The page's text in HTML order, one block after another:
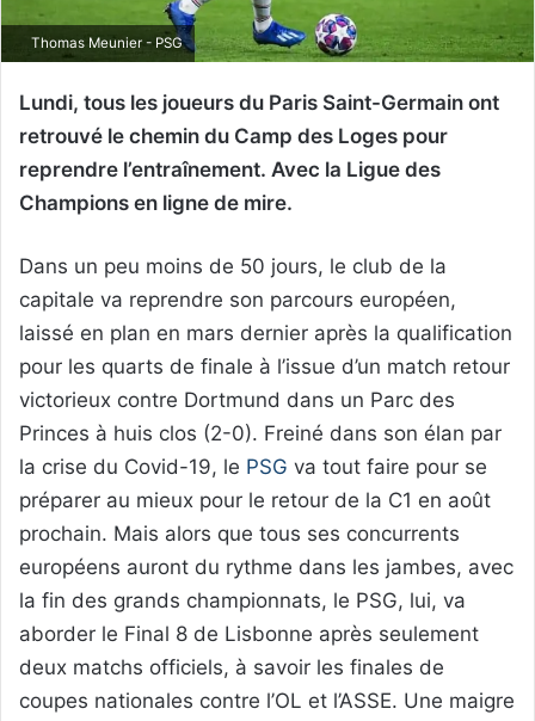
Thomas Meunier - PSG
Lundi, tous les joueurs du Paris Saint-Germain ont
retrouvé le chemin du Camp des Loges pour
reprendre l’entraînement. Avec la Ligue des
Champions en ligne de mire.
Dans un peu moins de 50 jours, le club de la
capitale va reprendre son parcours européen,
laissé en plan en mars dernier après la qualification
pour les quarts de finale à l’issue d’un match retour
victorieux contre Dortmund dans un Parc des
Princes à huis clos (2-0). Freiné dans son élan par
la crise du Covid-19, le PSG va tout faire pour se
préparer au mieux pour le retour de la C1 en août
prochain. Mais alors que tous ses concurrents
européens auront du rythme dans les jambes, avec
la fin des grands championnats, le PSG, lui, va
aborder le Final 8 de Lisbonne après seulement
deux matchs officiels, à savoir les finales de
coupes nationales contre l’OL et l’ASSE. Une maigre